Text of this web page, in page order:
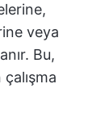
veya
Bu,